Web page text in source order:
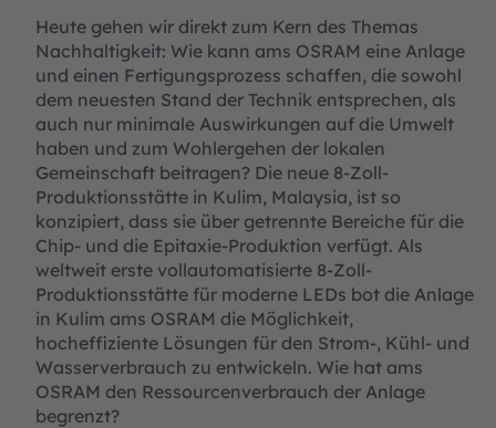
Heute gehen wir direkt zum Kern des Themas
Nachhaltigkeit: Wie kann ams OSRAM eine Anlage
und einen Fertigungsprozess schaffen, die sowohl
dem neuesten Stand der Technik entsprechen, als
auch nur minimale Auswirkungen auf die Umwelt
haben und zum Wohlergehen der lokalen
Gemeinschaft beitragen? Die neue 8-Zoll-
Produktionsstätte in Kulim, Malaysia, ist so
konzipiert, dass sie über getrennte Bereiche für die
Chip- und die Epitaxie-Produktion verfügt. Als
weltweit erste vollautomatisierte 8-Zoll-
Produktionsstätte für moderne LEDs bot die Anlage
in Kulim ams OSRAM die Möglichkeit,
hocheffiziente Lösungen für den Strom-, Kühl- und
Wasserverbrauch zu entwickeln. Wie hat ams
OSRAM den Ressourcenverbrauch der Anlage
begrenzt?